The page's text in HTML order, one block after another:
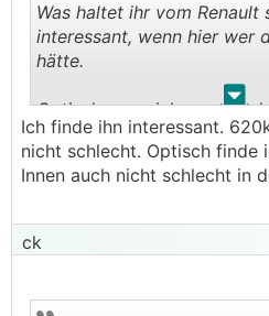
. .
Was haltet ihr vom Renault
interessant, wenn hier wer
hätte.
Optisch muss ich sagen
leider auch wieder so halb
Kante, Preis für den
sehr ambitioniert (oder
noch kompakt Klasse.
Ich finde ihn interessant.
nicht schlecht. Optisch finde
Innen auch nicht schlecht in
ck